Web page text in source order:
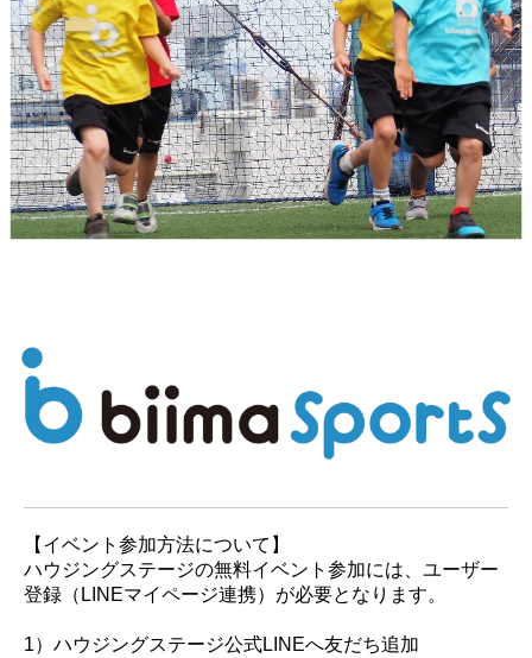
【イベント参加方法について】
ハウジングステージの無料イベント参加には、ユーザー
登録（LINEマイページ連携）が必要となります。
1）ハウジングステージ公式LINEへ友だち追加